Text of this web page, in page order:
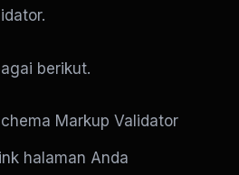
berikut.
Markup Validator
halaman Anda